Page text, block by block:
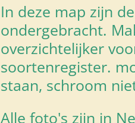
In deze map zijn
ondergebracht.
overzichtelijker
soortenregister.
staan, schroom
Alle foto's zijn in